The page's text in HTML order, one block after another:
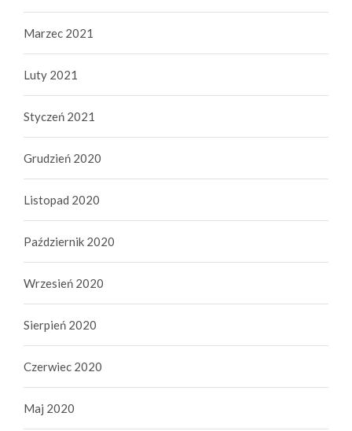
Marzec 2021
Luty 2021
Styczeń 2021
Grudzień 2020
Listopad 2020
Październik 2020
Wrzesień 2020
Sierpień 2020
Czerwiec 2020
Maj 2020